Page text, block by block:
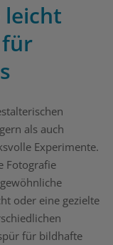
leicht
als auch
Experimente.
Fotografie
oder eine gezielte
für bildhafte